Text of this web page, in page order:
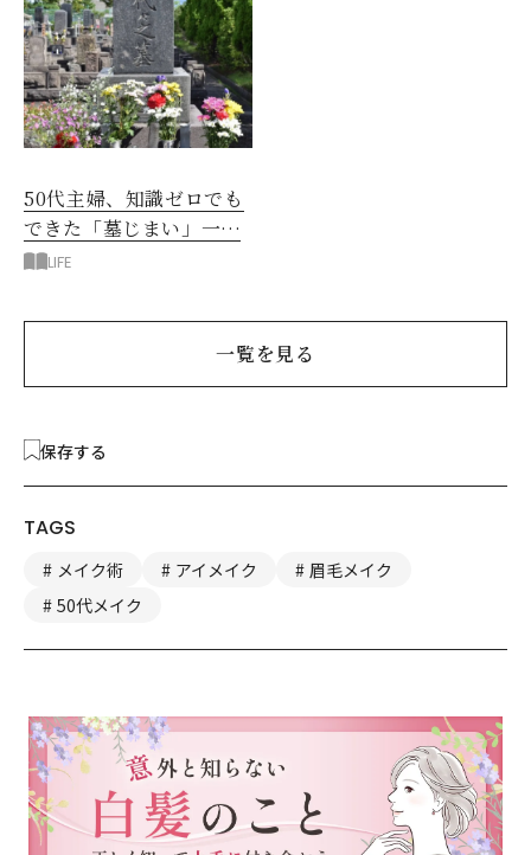
50代主婦、知識ゼロでも
できた「墓じまい」一つ
後悔したのは、ある順
LIFE
一覧を見る
保存する
TAGS
メイク術 アイメイク
眉毛メイク
50代メイク